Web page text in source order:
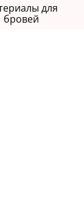
для
бровей